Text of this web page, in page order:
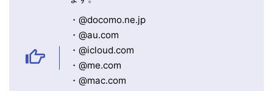
・@docomo.ne.jp
・@au.com
・@icloud.com
・@me.com
・@mac.com